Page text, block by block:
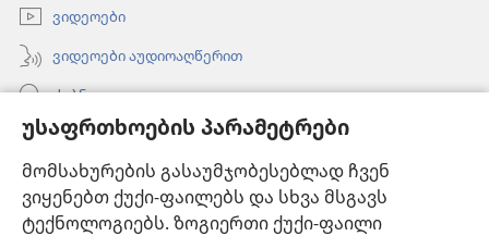
უსაფრთხოების პარამეტრები
მომსახურების გასაუმჯობესებლად ჩვენ
ვიყენებთ ქუქი-ფაილებს და სხვა მსგავს
ტექნოლოგიებს. ზოგიერთი ქუქი-ფაილი
ვიდეოები
ვიდეოები აუდიოაღწერით
ძებნა
ინფორმაცია ექიმებისთვის
ინფორმაცია ოფიციალური პირებისთვის
დახმარება